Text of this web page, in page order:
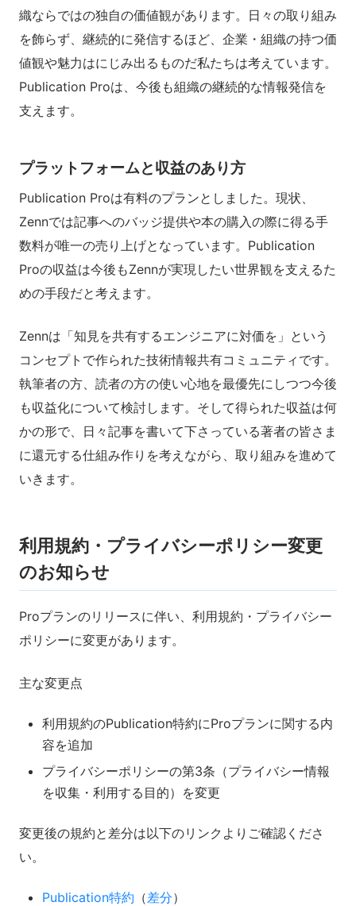
織ならではの独自の価値観があります。日々の取り組み
を飾らず、継続的に発信するほど、企業・組織の持つ価
値観や魅力はにじみ出るものだ私たちは考えています。
Publication Proは、今後も組織の継続的な情報発信を
支えます。
プラットフォームと収益のあり方
Publication Proは有料のプランとしました。現状、
Zennでは記事へのバッジ提供や本の購入の際に得る手
数料が唯一の売り上げとなっています。Publication
Proの収益は今後もZennが実現したい世界観を支えるた
めの手段だと考えます。
Zennは「知見を共有するエンジニアに対価を」という
コンセプトで作られた技術情報共有コミュニティです。
執筆者の方、読者の方の使い心地を最優先にしつつ今後
も収益化について検討します。そして得られた収益は何
かの形で、日々記事を書いて下さっている著者の皆さま
に還元する仕組み作りを考えながら、取り組みを進めて
いきます。
利用規約・プライバシーポリシー変更
のお知らせ
Proプランのリリースに伴い、利用規約・プライバシー
ポリシーに変更があります。
主な変更点
利用規約のPublication特約にProプランに関する内
容を追加
プライバシーポリシーの第3条（プライバシー情報
を収集・利用する目的）を変更
変更後の規約と差分は以下のリンクよりご確認くださ
い。
Publication特約 （差分）